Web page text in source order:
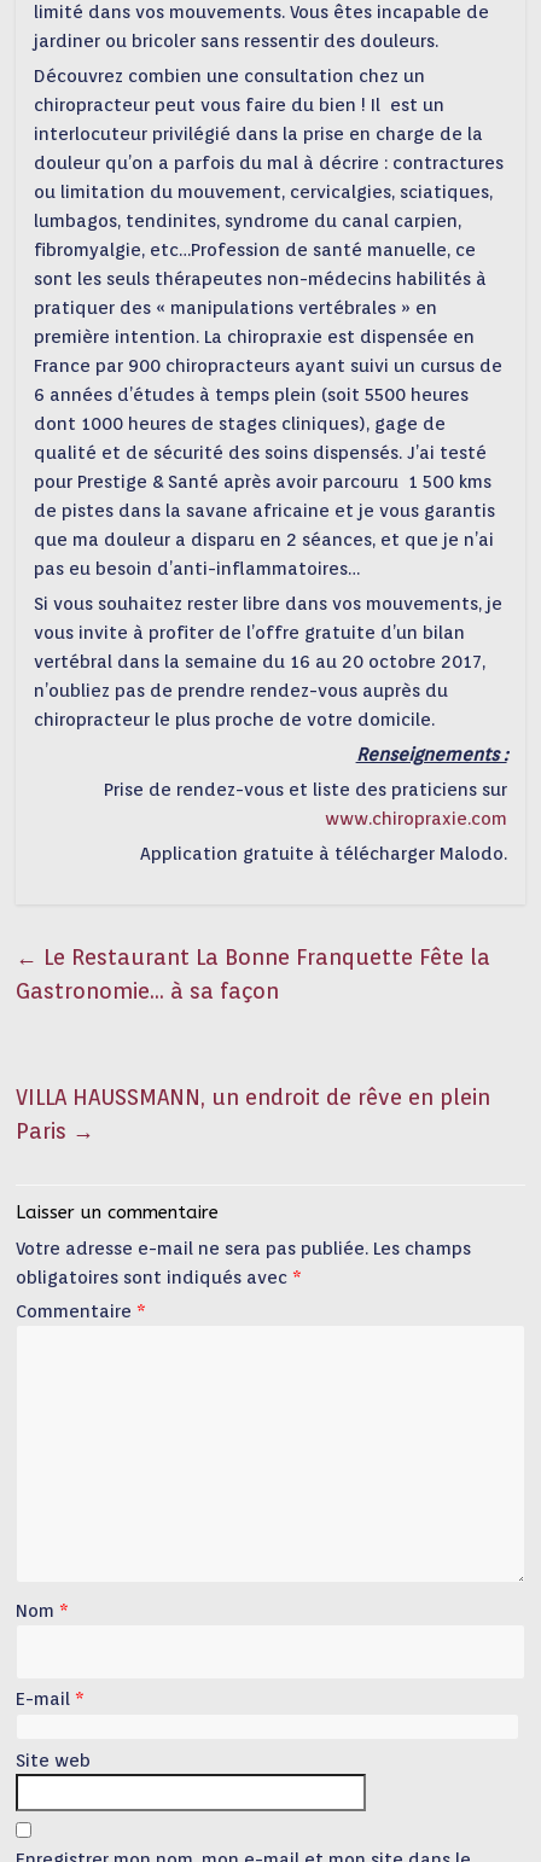
limité dans vos mouvements. Vous êtes incapable de
jardiner ou bricoler sans ressentir des douleurs.
Découvrez combien une consultation chez un
chiropracteur peut vous faire du bien ! Il est un
interlocuteur privilégié dans la prise en charge de la
douleur qu’on a parfois du mal à décrire : contractures
ou limitation du mouvement, cervicalgies, sciatiques,
lumbagos, tendinites, syndrome du canal carpien,
fibromyalgie, etc…Profession de santé manuelle, ce
sont les seuls thérapeutes non-médecins habilités à
pratiquer des « manipulations vertébrales » en
première intention. La chiropraxie est dispensée en
France par 900 chiropracteurs ayant suivi un cursus de
6 années d’études à temps plein (soit 5500 heures
dont 1000 heures de stages cliniques), gage de
qualité et de sécurité des soins dispensés. J’ai testé
pour Prestige & Santé après avoir parcouru 1 500 kms
de pistes dans la savane africaine et je vous garantis
que ma douleur a disparu en 2 séances, et que je n’ai
pas eu besoin d’anti-inflammatoires…
Si vous souhaitez rester libre dans vos mouvements, je
vous invite à profiter de l’offre gratuite d’un bilan
vertébral dans la semaine du 16 au 20 octobre 2017,
n’oubliez pas de prendre rendez-vous auprès du
chiropracteur le plus proche de votre domicile.
Renseignements :
Prise de rendez-vous et liste des praticiens sur
www.chiropraxie.com
Application gratuite à télécharger Malodo.
← Le Restaurant La Bonne Franquette Fête la
Gastronomie… à sa façon
VILLA HAUSSMANN, un endroit de rêve en plein
Paris →
Laisser un commentaire
Votre adresse e-mail ne sera pas publiée. Les champs
obligatoires sont indiqués avec *
Commentaire *
Nom *
E-mail *
Site web